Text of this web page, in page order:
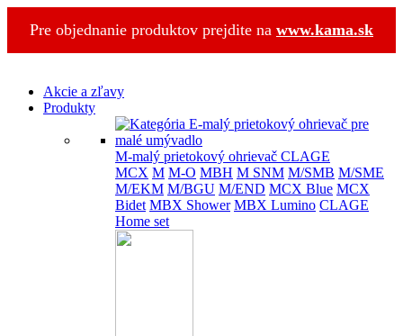
Pre objednanie produktov prejdite na www.kama.sk
Akcie a zľavy
Produkty
M-malý prietokový ohrievač CLAGE
MCX M M-O MBH M SNM M/SMB M/SME
M/EKM M/BGU M/END MCX Blue MCX
Bidet MBX Shower MBX Lumino CLAGE
Home set